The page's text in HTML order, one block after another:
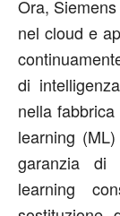
Ora,
nel cloud e
di
nella
learning
garanzia di
learning